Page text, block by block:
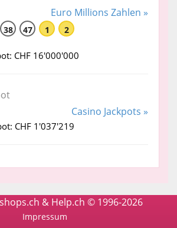
Euro Millions Zahlen »
38 47 1 2
CHF 16'000'000
Casino Jackpots »
CHF 1'037'219
& Help.ch © 1996-2026
Impressum